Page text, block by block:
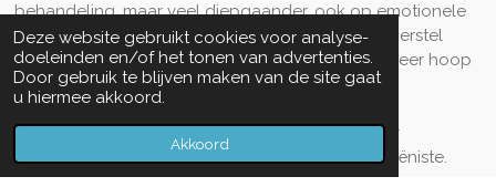
Deze website gebruikt cookies voor analyse-
doeleinden en/of het tonen van advertenties.
Door gebruik te blijven maken van de site gaat
u hiermee akkoord.
Akkoord
behandeling, maar veel diepgaander, ook op emotionele
niveau geeft het je een boost. Ik ben nog in het herstel
traject, maar de behaalde resultaten geven mij weer hoop
voor de toekomst.
Al met al zou ik de training en behandeling zeker
aanraden!" Samane Waziri, Zelfstandig Mondhygiëniste.